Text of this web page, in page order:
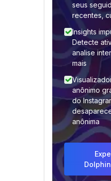
seus
recentes,
Insights
Detecte
analise
mais
anônimo
do
anônima